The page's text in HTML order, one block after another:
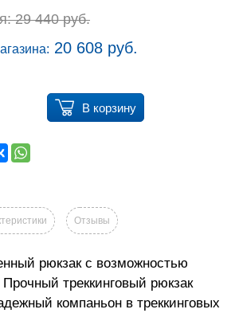
29 440 руб.
20 608 руб.
В корзину
Отзывы
рюкзак с возможностью
Прочный треккинговый рюкзак
компаньон в треккинговых